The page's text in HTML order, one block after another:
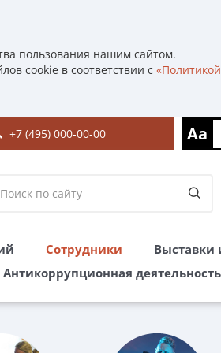
пользования нашим сайтом.
cookie в соответствии с «Политикой
+7 (495) 000-00-00 Aa
Сотрудники Выставки
Антикоррупционная деятельность